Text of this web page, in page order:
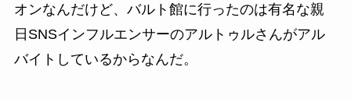
オンなんだけど、バルト館に行ったのは有名な親
日SNSインフルエンサーのアルトゥルさんがアル
バイトしているからなんだ。